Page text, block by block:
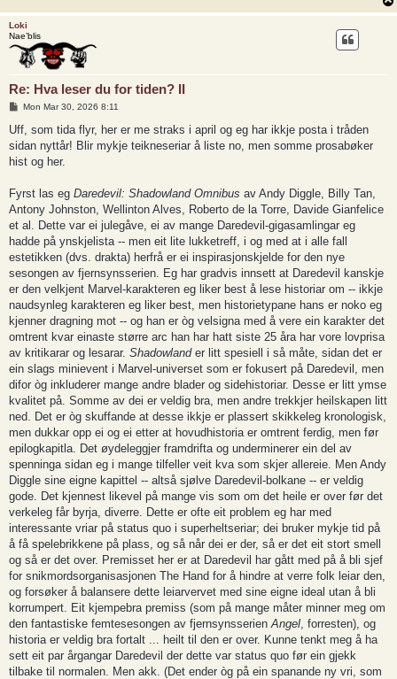
Loki
Nae’blis
Re: Hva leser du for tiden? II
P
s
Mon Mar 30, 2026 8:11
Uff, som tida flyr, her er me straks i april og eg har ikkje posta i tråden
sidan nyttår! Blir mykje teikneseriar å liste no, men somme prosabøker
hist og her.
Fyrst las eg Daredevil: Shadowland Omnibus av Andy Diggle, Billy Tan,
Antony Johnston, Wellinton Alves, Roberto de la Torre, Davide Gianfelice
et al. Dette var ei julegåve, ei av mange Daredevil-gigasamlingar eg
hadde på ynskjelista -- men eit lite lukketreff, i og med at i alle fall
estetikken (dvs. drakta) herfrå er ei inspirasjonskjelde for den nye
sesongen av fjernsynsserien. Eg har gradvis innsett at Daredevil kanskje
er den velkjent Marvel-karakteren eg liker best å lese historiar om -- ikkje
naudsynleg karakteren eg liker best, men historietypane hans er noko eg
kjenner dragning mot -- og han er òg velsigna med å vere ein karakter det
omtrent kvar einaste større arc han har hatt siste 25 åra har vore lovprisa
av kritikarar og lesarar. Shadowlander litt spesiell i så måte, sidan det er
ein slags minievent i Marvel-universet som er fokusert på Daredevil, men
difor òg inkluderer mange andre blader og sidehistoriar. Desse er litt ymse
kvalitet på. Somme av dei er veldig bra, men andre trekkjer heilskapen litt
ned. Det er òg skuffande at desse ikkje er plassert skikkeleg kronologisk,
men dukkar opp ei og ei etter at hovudhistoria er omtrent ferdig, men før
epilogkapitla. Det øydeleggjer framdrifta og underminerer ein del av
spenninga sidan eg i mange tilfeller veit kva som skjer allereie. Men Andy
Diggle sine eigne kapittel -- altså sjølve Daredevil-bolkane -- er veldig
gode. Det kjennest likevel på mange vis som om det heile er over før det
verkeleg får byrja, diverre. Dette er ofte eit problem eg har med
interessante vriar på status quo i superheltseriar; dei bruker mykje tid på
å få spelebrikkene på plass, og så når dei er der, så er det eit stort smell
og så er det over. Premisset her er at Daredevil har gått med på å bli sjef
for snikmordsorganisasjonen The Hand for å hindre at verre folk leiar den,
og forsøker å balansere dette leiarvervet med sine eigne ideal utan å bli
korrumpert. Eit kjempebra premiss (som på mange måter minner meg om
den fantastiske femtesesongen av fjernsynsserien Angel , forresten), og
historia er veldig bra fortalt ... heilt til den er over. Kunne tenkt meg å ha
sett eit par årgangar Daredevil der dette var status quo før ein gjekk
tilbake til normalen. Men akk. (Det ender òg på ein spanande ny vri, som